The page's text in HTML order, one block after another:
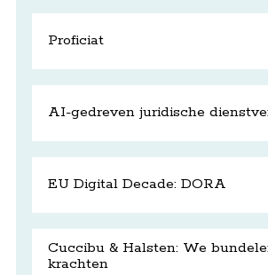
Proficiat
AI-gedreven juridische
EU Digital Decade: DORA
Cuccibu & Halsten: We
krachten